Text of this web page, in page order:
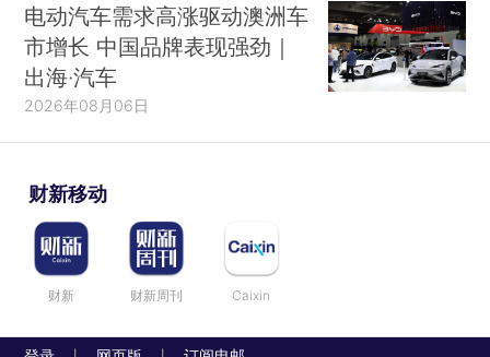
电动汽车需求高涨驱动澳洲车
市增长 中国品牌表现强劲｜
出海·汽车
2026年08月06日
财新移动
财新 财新周刊 Caixin